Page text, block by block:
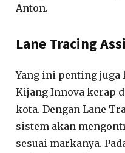
Anton.
Lane Tracing
Yang ini penting juga
Kijang Innova kerap
kota. Dengan Lane
sistem akan
sesuai markanya.